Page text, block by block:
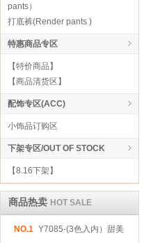
pants）
打底裤(Render pants )
特惠商品专区
【特价商品】
【商品清货区】
配饰专区(ACC)
小饰品订购区
下架专区/OUT OF STOCK
【8.16下架】
商品热卖 HOT SALE
NO.1 Y7085-(3色入内）甜美